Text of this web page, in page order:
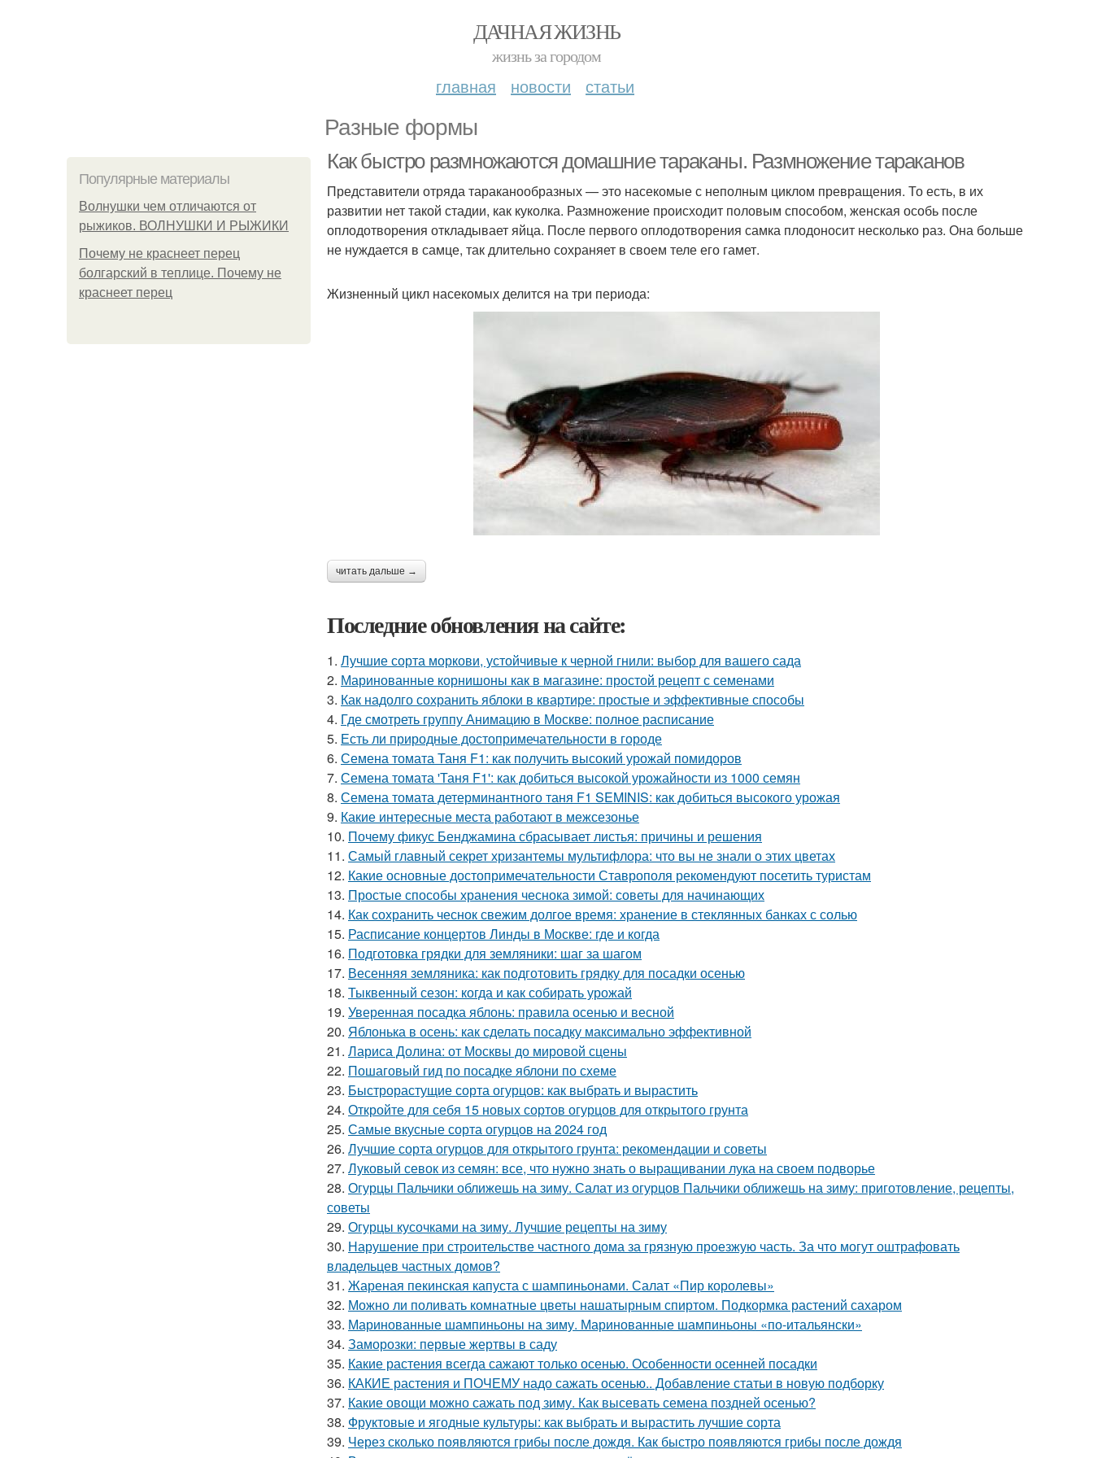
ДАЧНАЯ ЖИЗНЬ
жизнь за городом
главная новости статьи
Разные формы
Популярные материалы
Волнушки чем отличаются от
рыжиков. ВОЛНУШКИ И РЫЖИКИ
Почему не краснеет перец
болгарский в теплице. Почему не
краснеет перец
Как быстро размножаются домашние тараканы. Размножение тараканов
Представители отряда тараканообразных — это насекомые с неполным циклом превращения. То есть, в их
развитии нет такой стадии, как куколка. Размножение происходит половым способом, женская особь после
оплодотворения откладывает яйца. После первого оплодотворения самка плодоносит несколько раз. Она больше
не нуждается в самце, так длительно сохраняет в своем теле его гамет.
Жизненный цикл насекомых делится на три периода:
читать дальше →
Последние обновления на сайте:
1. Лучшие сорта моркови, устойчивые к черной гнили: выбор для вашего сада
2. Маринованные корнишоны как в магазине: простой рецепт с семенами
3. Как надолго сохранить яблоки в квартире: простые и эффективные способы
4. Где смотреть группу Анимацию в Москве: полное расписание
5. Есть ли природные достопримечательности в городе
6. Семена томата Таня F1: как получить высокий урожай помидоров
7. Семена томата 'Таня F1': как добиться высокой урожайности из 1000 семян
8. Семена томата детерминантного таня F1 SEMINIS: как добиться высокого урожая
9. Какие интересные места работают в межсезонье
10. Почему фикус Бенджамина сбрасывает листья: причины и решения
11. Самый главный секрет хризантемы мультифлора: что вы не знали о этих цветах
12. Какие основные достопримечательности Ставрополя рекомендуют посетить туристам
13. Простые способы хранения чеснока зимой: советы для начинающих
14. Как сохранить чеснок свежим долгое время: хранение в стеклянных банках с солью
15. Расписание концертов Линды в Москве: где и когда
16. Подготовка грядки для земляники: шаг за шагом
17. Весенняя земляника: как подготовить грядку для посадки осенью
18. Тыквенный сезон: когда и как собирать урожай
19. Уверенная посадка яблонь: правила осенью и весной
20. Яблонька в осень: как сделать посадку максимально эффективной
21. Лариса Долина: от Москвы до мировой сцены
22. Пошаговый гид по посадке яблони по схеме
23. Быстрорастущие сорта огурцов: как выбрать и вырастить
24. Откройте для себя 15 новых сортов огурцов для открытого грунта
25. Самые вкусные сорта огурцов на 2024 год
26. Лучшие сорта огурцов для открытого грунта: рекомендации и советы
27. Луковый севок из семян: все, что нужно знать о выращивании лука на своем подворье
28. Огурцы Пальчики оближешь на зиму. Салат из огурцов Пальчики оближешь на зиму: приготовление, рецепты,
советы
29. Огурцы кусочками на зиму. Лучшие рецепты на зиму
30. Нарушение при строительстве частного дома за грязную проезжую часть. За что могут оштрафовать
владельцев частных домов?
31. Жареная пекинская капуста с шампиньонами. Салат «Пир королевы»
32. Можно ли поливать комнатные цветы нашатырным спиртом. Подкормка растений сахаром
33. Маринованные шампиньоны на зиму. Маринованные шампиньоны «по-итальянски»
34. Заморозки: первые жертвы в саду
35. Какие растения всегда сажают только осенью. Особенности осенней посадки
36. КАКИЕ растения и ПОЧЕМУ надо сажать осенью.. Добавление статьи в новую подборку
37. Какие овощи можно сажать под зиму. Как высевать семена поздней осенью?
38. Фруктовые и ягодные культуры: как выбрать и вырастить лучшие сорта
39. Через сколько появляются грибы после дождя. Как быстро появляются грибы после дождя